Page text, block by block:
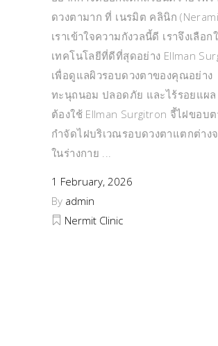
ดวงตามาก ที่ เนรมิต คลินิก
เราเข้าใจความกังวลนี้ดี เราจึงเลือก
เทคโนโลยีที่ดีที่สุดอย่าง Ellman
เพื่อดูแลผิวรอบดวงตาของคุณอย่าง
ทะนุถนอม ปลอดภัย และไร้รอยแผล
ต้องใช้ Ellman Surgitron จี้ไฝขอบต
กำจัดไฝบริเวณรอบดวงตาแตกต่าง
ในร่างกาย
1 February, 2026
By admin
Nermit Clinic